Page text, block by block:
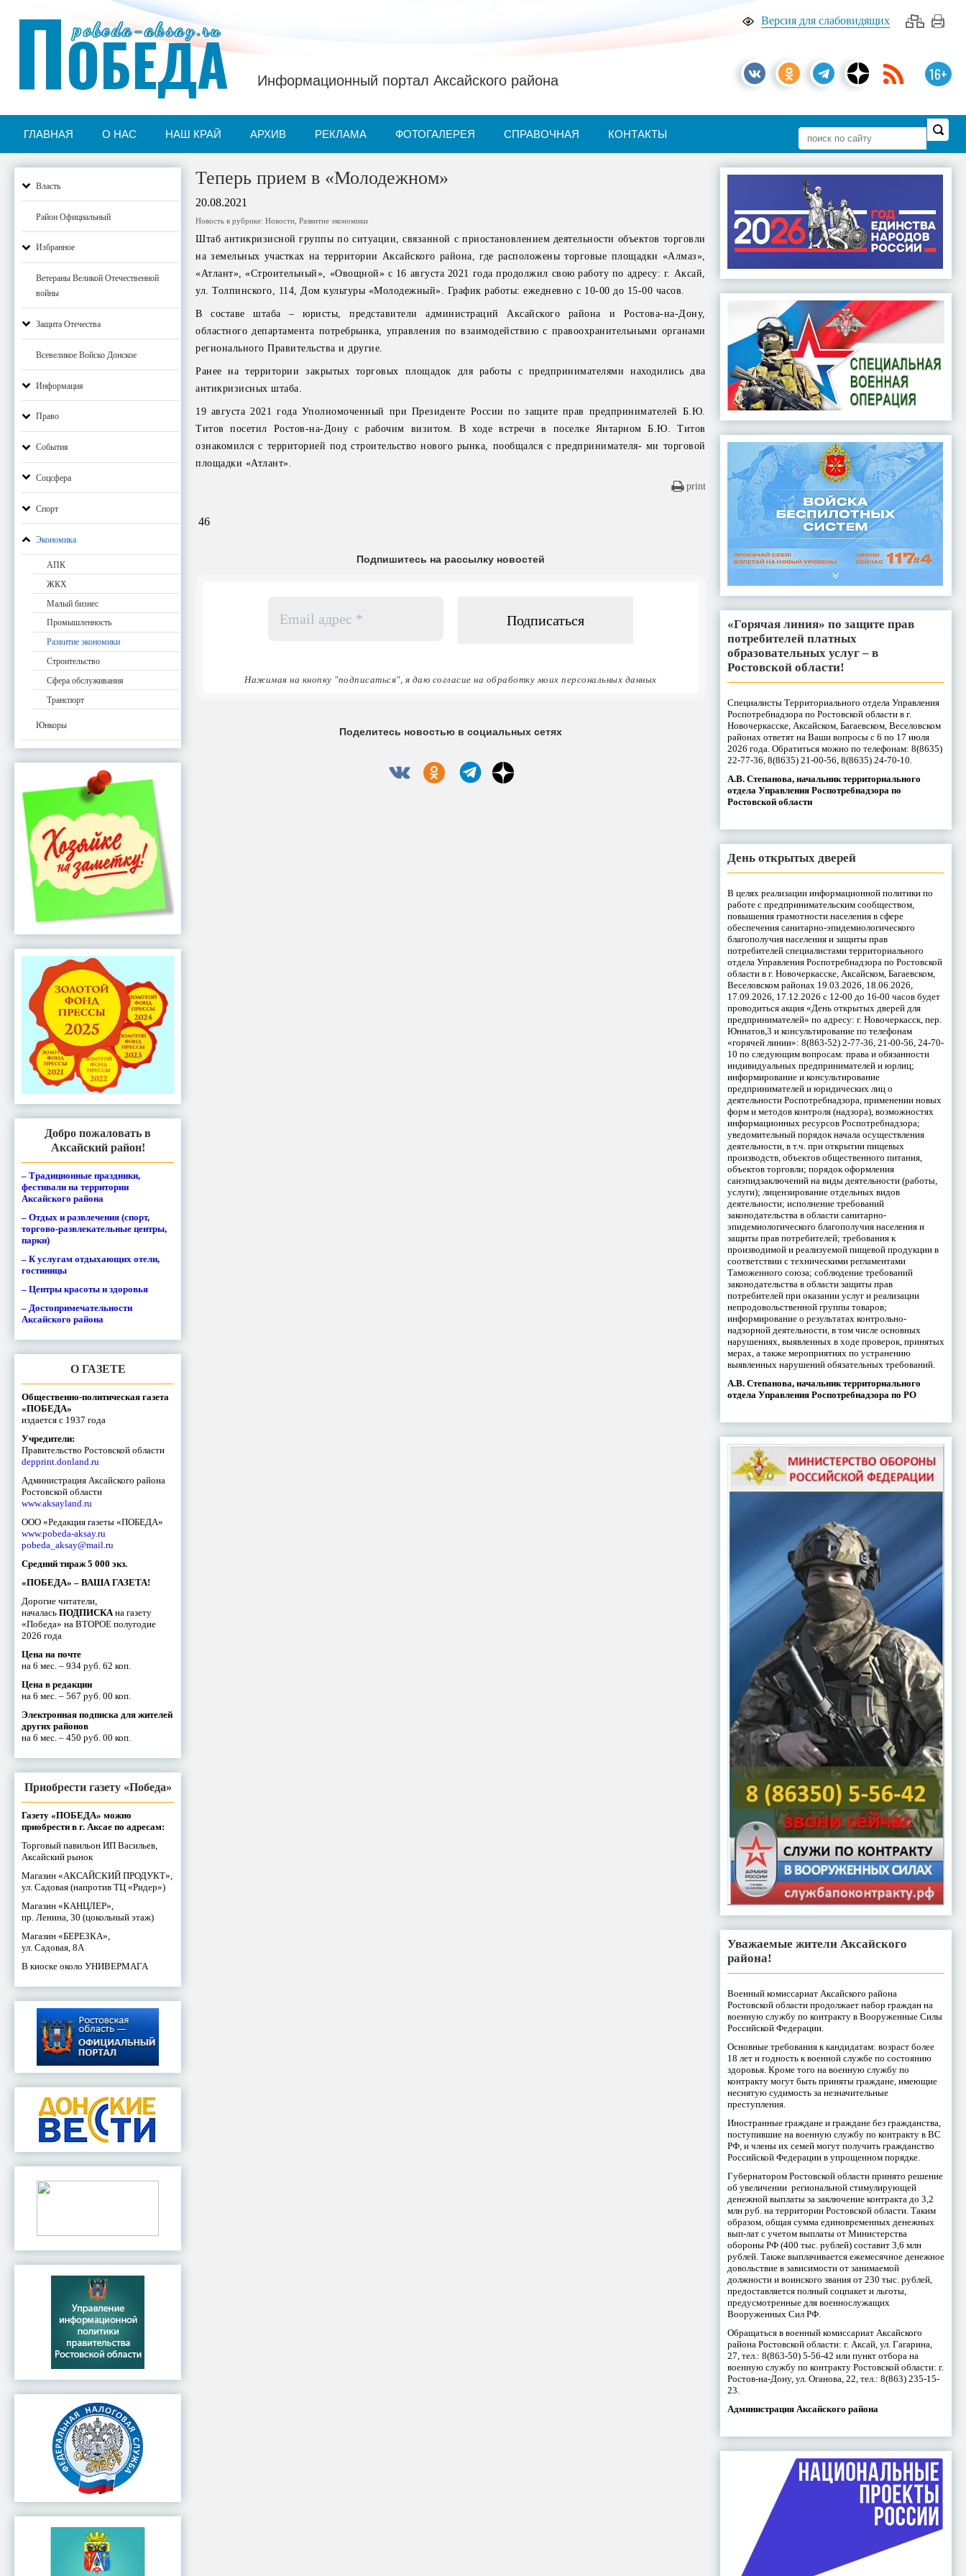
Версия для слабовидящих
16+
pobeda-aksay.ru
ПОБЕДА Информационный портал Аксайского района
ГЛАВНАЯ О НАС НАШ КРАЙ АРХИВ РЕКЛАМА ФОТОГАЛЕРЕЯ СПРАВОЧНАЯ КОНТАКТЫ
Власть
Район Официальный
Избранное
Ветераны Великой Отечественной
войны
Защита Отечества
Всевеликое Войско Донское
Информация
Право
События
Соцсфера
Спорт
Экономика
АПК
ЖКХ
Малый бизнес
Промышленность
Развитие экономики
Строительство
Сфера обслуживания
Транспорт
Юнкоры
Добро пожаловать в
Аксайский район!
– Традиционные праздники,
фестивали на территории
Аксайского района
– Отдых и развлечения (спорт,
торгово-развлекательные центры,
парки)
– К услугам отдыхающих отели,
гостиницы
– Центры красоты и здоровья
– Достопримечательности
Аксайского района
О ГАЗЕТЕ
Общественно-политическая газета
«ПОБЕДА»
издается с 1937 года
Учредители:
Правительство Ростовской области
depprint.donland.ru
Администрация Аксайского района
Ростовской области
www.aksayland.ru
ООО «Редакция газеты «ПОБЕДА»
www.pobeda-aksay.ru
pobeda_aksay@mail.ru
Средний тираж 5 000 экз.
«ПОБЕДА» – ВАША ГАЗЕТА!
Дорогие читатели,
началась ПОДПИСКА на газету
«Победа» на ВТОРОЕ полугодие
2026 года
Цена на почте
на 6 мес. – 934 руб. 62 коп.
Цена в редакции
на 6 мес. – 567 руб. 00 коп.
Электронная подписка для жителей
других районов
на 6 мес. – 450 руб. 00 коп.
Приобрести газету «Победа»
Газету «ПОБЕДА» можно
приобрести в г. Аксае по адресам:
Торговый павильон ИП Васильев,
Аксайский рынок
Магазин «АКСАЙСКИЙ ПРОДУКТ»,
ул. Садовая (напротив ТЦ «Ридер»)
Магазин «КАНЦЛЕР»,
пр. Ленина, 30 (цокольный этаж)
Магазин «БЕРЕЗКА»,
ул. Садовая, 8А
В киоске около УНИВЕРМАГА
Теперь прием в «Молодежном»
20.08.2021
Новость в рубрике:Новости ,Развитие экономики
Штаб антикризисной группы по ситуации, связанной с приостановлением деятельности объектов торговли
на земельных участках на территории Аксайского района, где расположены торговые площадки «Алмаз»,
«Атлант», «Строительный», «Овощной» с 16 августа 2021 года продолжил свою работу по адресу: г. Аксай,
ул. Толпинского, 114, Дом культуры «Молодежный». График работы: ежедневно с 10-00 до 15-00 часов.
В составе штаба – юристы, представители администраций Аксайского района и Ростова-на-Дону,
областного департамента потребрынка, управления по взаимодействию с правоохранительными органами
регионального Правительства и другие.
Ранее на территории закрытых торговых площадок для работы с предпринимателями находились два
антикризисных штаба.
19 августа 2021 года Уполномоченный при Президенте России по защите прав предпринимателей Б.Ю.
Титов посетил Ростов-на-Дону с рабочим визитом. В ходе встречи в поселке Янтарном Б.Ю. Титов
ознакомился с территорией под строительство нового рынка, пообщался с предпринимателя- ми торговой
площадки «Атлант».
print
46
Подпишитесь на рассылку новостей
адрес
Нажимая на кнопку "подписаться", я даю согласие на обработку моих персональных данных
Поделитесь новостью в социальных сетях
«Горячая линия» по защите прав
потребителей платных
образовательных услуг – в
Ростовской области!
Специалисты Территориального отдела Управления
Роспотребнадзора по Ростовской области в г.
Новочеркасске, Аксайском, Багаевском, Веселовском
районах ответят на Ваши вопросы с 6 по 17 июля
2026 года. Обратиться можно по телефонам: 8(8635)
22-77-36, 8(8635) 21-00-56, 8(8635) 24-70-10.
А.В. Степанова, начальник территориального
отдела Управления Роспотребнадзора по
Ростовской области
День открытых дверей
В целях реализации информационной политики по
работе с предпринимательским сообществом,
повышения грамотности населения в сфере
обеспечения санитарно-эпидемиологического
благополучия населения и защиты прав
потребителей специалистами территориального
отдела Управления Роспотребнадзора по Ростовской
области в г. Новочеркасске, Аксайском, Багаевском,
Веселовском районах 19.03.2026, 18.06.2026,
17.09.2026, 17.12.2026 с 12-00 до 16-00 часов будет
проводиться акция «День открытых дверей для
предпринимателей» по адресу: г. Новочеркасск, пер.
Юннатов,3 и консультирование по телефонам
«горячей линии»: 8(863-52) 2-77-36, 21-00-56, 24-70-
10 по следующим вопросам: права и обязанности
индивидуальных предпринимателей и юрлиц;
информирование и консультирование
предпринимателей и юридических лиц о
деятельности Роспотребнадзора, применении новых
форм и методов контроля (надзора), возможностях
информационных ресурсов Роспотребнадзора;
уведомительный порядок начала осуществления
деятельности, в т.ч. при открытии пищевых
производств, объектов общественного питания,
объектов торговли; порядок оформления
санэпидзаключений на виды деятельности (работы,
услуги); лицензирование отдельных видов
деятельности; исполнение требований
законодательства в области санитарно-
эпидемиологического благополучия населения и
защиты прав потребителей; требования к
производимой и реализуемой пищевой продукции в
соответствии с техническими регламентами
Таможенного союза; соблюдение требований
законодательства в области защиты прав
потребителей при оказании услуг и реализации
непродовольственной группы товаров;
информирование о результатах контрольно-
надзорной деятельности, в том числе основных
нарушениях, выявленных в ходе проверок, принятых
мерах, а также мероприятиях по устранению
выявленных нарушений обязательных требований.
А.В. Степанова, начальник территориального
отдела Управления Роспотребнадзора по РО
Уважаемые жители Аксайского
района!
Военный комиссариат Аксайского района
Ростовской области продолжает набор граждан на
военную службу по контракту в Вооруженные Силы
Российской Федерации.
Основные требования к кандидатам: возраст более
18 лет и годность к военной службе по состоянию
здоровья. Кроме того на военную службу по
контракту могут быть приняты граждане, имеющие
неснятую судимость за незначительные
преступления.
Иностранные граждане и граждане без гражданства,
поступившие на военную службу по контракту в ВС
РФ, и члены их семей могут получить гражданство
Российской Федерации в упрощенном порядке.
Губернатором Ростовской области принято решение
об увеличении региональной стимулирующей
денежной выплаты за заключение контракта до 3,2
млн руб. на территории Ростовской области. Таким
образом, общая сумма единовременных денежных
вып-лат с учетом выплаты от Министерства
обороны РФ (400 тыс. рублей) составит 3,6 млн
рублей. Также выплачивается ежемесячное денежное
довольствие в зависимости от занимаемой
должности и воинского звания от 230 тыс. рублей,
предоставляется полный соцпакет и льготы,
предусмотренные для военнослужащих
Вооруженных Сил РФ.
Обращаться в военный комиссариат Аксайского
района Ростовской области: г. Аксай, ул. Гагарина,
27, тел.: 8(863-50) 5-56-42 или пункт отбора на
военную службу по контракту Ростовской области: г.
Ростов-на-Дону, ул. Оганова, 22, тел.: 8(863) 235-15-
23.
Администрация Аксайского района